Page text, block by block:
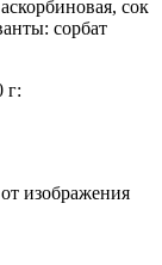
сок
сорбат
г:
изображения